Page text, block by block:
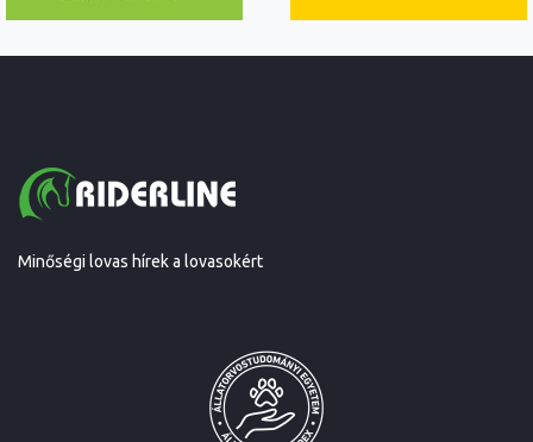
Minőségi lovas hírek a lovasokért